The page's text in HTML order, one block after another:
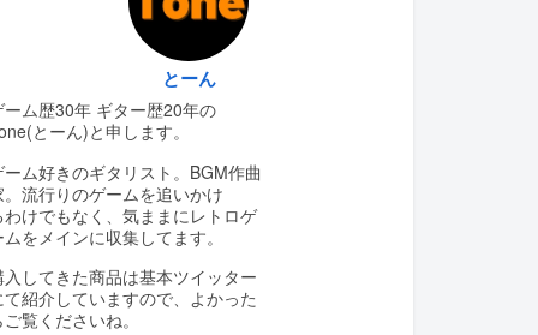
とーん
ーム歴30年 ギター歴20年の
とーん)と申します。
ーム好きのギタリスト。BGM作曲
。流行りのゲームを追いかけ
わけでもなく、気ままにレトロゲ
をメインに収集してます。
入してきた商品は基本ツイッター
て紹介していますので、よかった
覧くださいね。